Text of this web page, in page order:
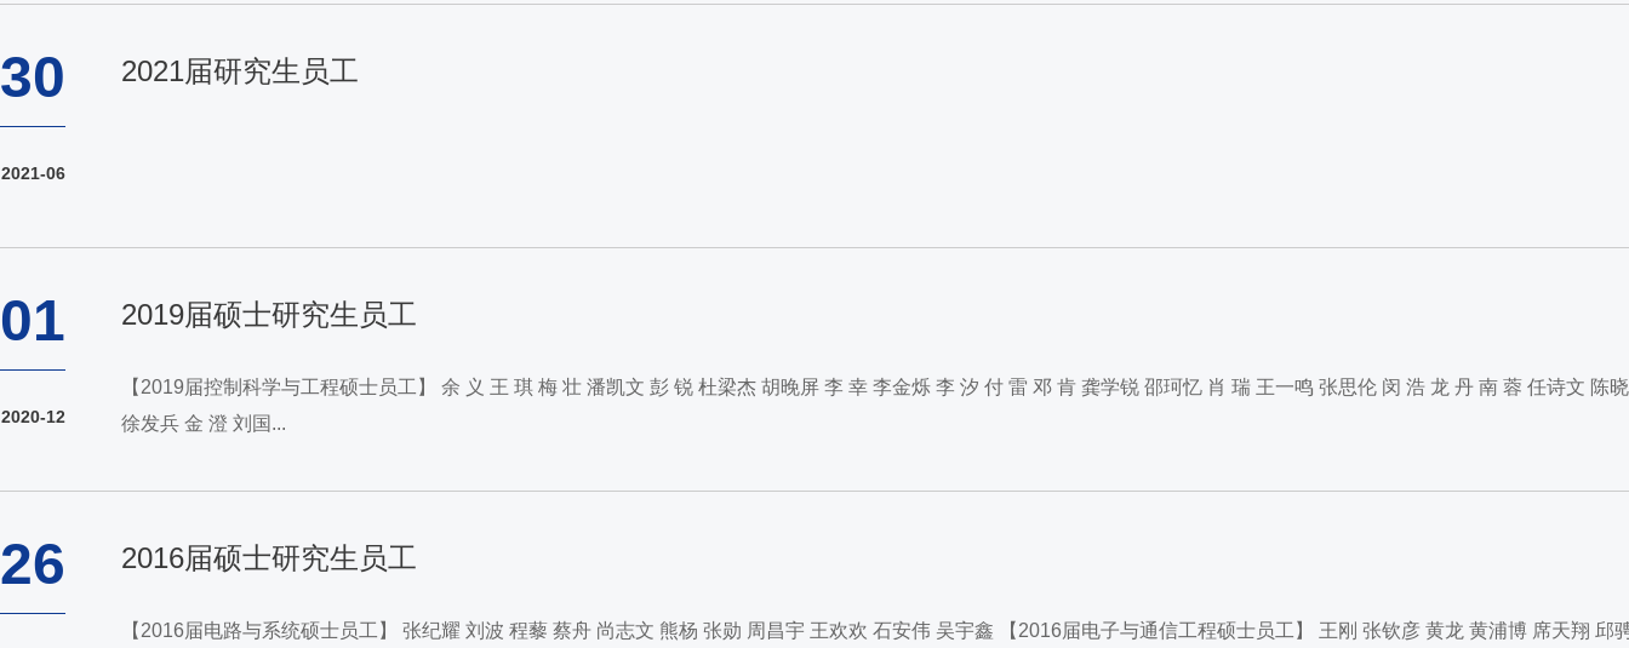
30
2021-06
2021届研究生员工
01
2020-12
2019届硕士研究生员工
【2019届控制科学与工程硕士员工】 余 义 王 琪 梅 壮 潘凯文 彭 锐 杜梁杰 胡晚屏 李 幸 李金烁 李 汐 付 雷 邓 肯 龚学锐 邵珂忆 肖 瑞 王一鸣 张思伦 闵 浩 龙 丹 南 蓉 任诗文 陈晓辉 刘 露
徐发兵 金 澄 刘国...
26 2016届硕士研究生员工
【2016届电路与系统硕士员工】 张纪耀 刘波 程藜 蔡舟 尚志文 熊杨 张勋 周昌宇 王欢欢 石安伟 吴宇鑫 【2016届电子与通信工程硕士员工】 王刚 张钦彦 黄龙 黄浦博 席天翔 邱骋 梁一依